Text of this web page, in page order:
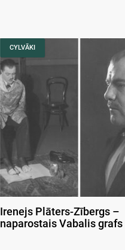
CYLVĀKI
Irenejs Plāters-Zībergs –
naparostais Vabalis grafs